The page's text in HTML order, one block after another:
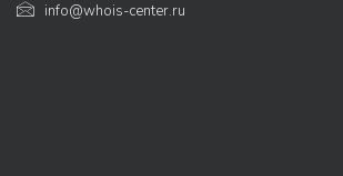
info@whois-center.ru